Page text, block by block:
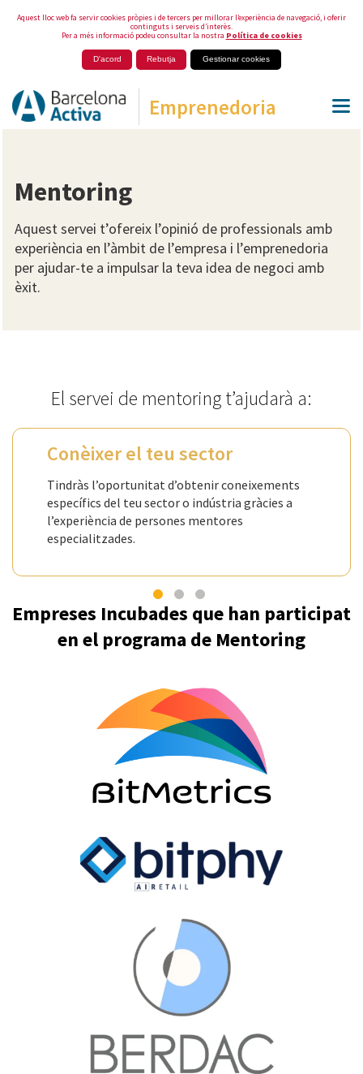
Aquest lloc web fa servir cookies pròpies i de tercers per millorar l’experiència de navegació, i oferir
continguts i serveis d’interès.
Per a més informació podeu consultar la nostra Política de cookies
D'acord Rebutja Gestionar cookies
Emprenedoria
Mentoring
Aquest servei t’ofereix l’opinió de professionals amb
experiència en l’àmbit de l’empresa i l’emprenedoria
per ajudar-te a impulsar la teva idea de negoci amb
èxit.
El servei de mentoring t’ajudarà a:
Conèixer el teu sector
Tindràs l’oportunitat d’obtenir coneixements
específics del teu sector o indústria gràcies a
l’experiència de persones mentores
especialitzades.
Empreses Incubades que han participat
en el programa de Mentoring